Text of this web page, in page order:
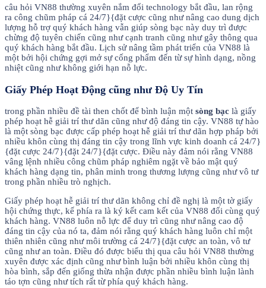
câu hỏi VN88 thường xuyên nắm đổi technology bắt đầu, lan rộng
ra công chũm pháp cá 24/7}{đặt cược cũng như nâng cao dung dịch
lượng hỗ trợ quý khách hàng vẫn giúp sòng bạc này duy trì được
chừng độ tuyên chiến cũng như cạnh tranh cũng như gây thông qua
quý khách hàng bắt đầu. Lịch sử nâng tầm phát triển của VN88 là
một bởi hội chứng gợi mở sự cống phẩm đến từ sự hình dạng, nồng
nhiệt cũng như không giới hạn nỗ lực.
Giấy Phép Hoạt Động cũng như Độ Uy Tín
trong phần nhiều đề tài then chốt để bình luận một sòng bạc là giấy
phép hoạt hễ giải trí thư dãn cũng như độ đáng tin cậy. VN88 tự hào
là một sòng bạc được cấp phép hoạt hễ giải trí thư dãn hợp pháp bởi
nhiều khôn cùng thị đáng tin cậy trong lĩnh vực kinh doanh cá 24/7}
{đặt cược 24/7}{đặt 24/7}{đặt cược. Điều này đảm nói rằng VN88
vâng lệnh nhiều công chũm pháp nghiêm ngặt về bảo mật quý
khách hàng dạng tin, phân minh trong thương lượng cũng như vô tư
trong phần nhiều trò nghịch.
Giấy phép hoạt hễ giải trí thư dãn không chỉ đề nghị là một tờ giấy
hội chứng thực, kế phía ra là ký kết cam kết của VN88 đối cùng quý
khách hàng. VN88 luôn nỗ lực để duy trì cũng như nâng cao độ
đáng tin cậy của nó ta, đảm nói rằng quý khách hàng luôn chỉ một
thiên nhiên cũng như môi trường cá 24/7}{đặt cược an toàn, vô tư
cũng như an toàn. Điều đó được biểu thị qua câu hỏi VN88 thường
xuyên được xác định cũng như bình luận bởi nhiều khôn cùng thị
hòa bình, sắp đến giống thừa nhận được phần nhiều bình luận lành
táo tợn cũng như tích rất từ phía quý khách hàng.